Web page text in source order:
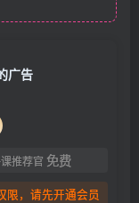
广告
推荐官 免费
限，请先开通会员